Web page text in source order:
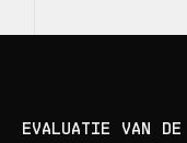
EVALUATIE VAN